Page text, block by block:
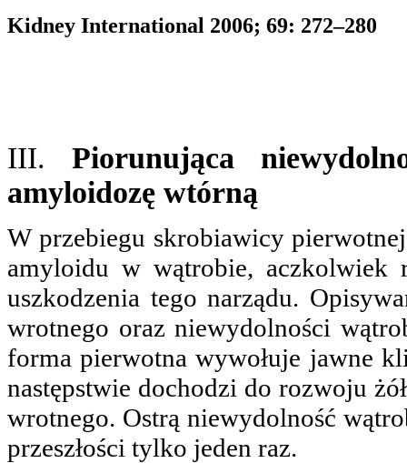
Kidney International 2006; 69: 272–280
III. Piorunująca
amyloidozę wtórną
W przebiegu skrobiawicy
amyloidu w wątrobie,
uszkodzenia tego narządu.
wrotnego oraz niewydolności
forma pierwotna wywołuje jawne
następstwie dochodzi do rozwoju
wrotnego. Ostrą niewydolność
przeszłości tylko jeden raz.